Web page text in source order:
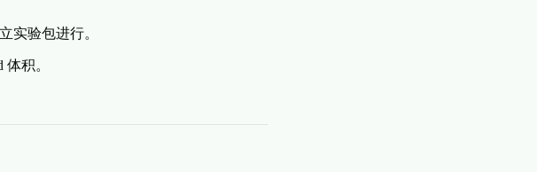
实验包进行。
积。